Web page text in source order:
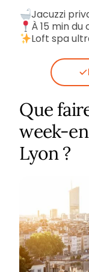
Jacuzzi
À 15 min
Loft spa
Que
week-
Lyon ?